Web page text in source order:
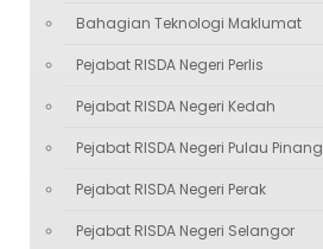
Bahagian Teknologi Maklumat
Pejabat RISDA Negeri Perlis
Pejabat RISDA Negeri Kedah
Pejabat RISDA Negeri Pulau Pinang
Pejabat RISDA Negeri Perak
Pejabat RISDA Negeri Selangor